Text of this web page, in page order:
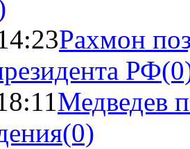
Рахмон
РФ
Медведев
(0)